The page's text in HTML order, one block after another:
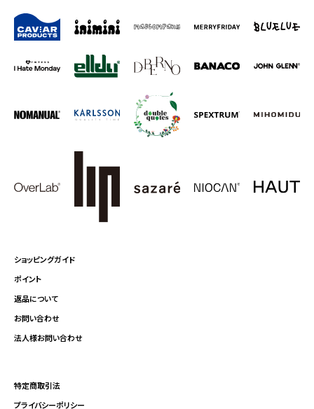
ショッピングガイド
ポイント
返品について
お問い合わせ
法人様お問い合わせ
特定商取引法
プライバシーポリシー